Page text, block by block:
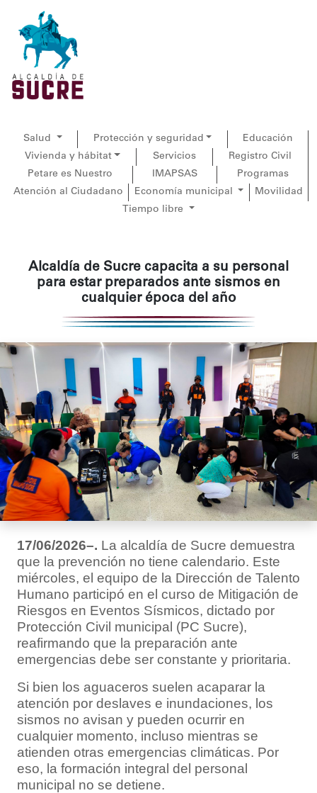
Salud Protección y seguridad
Educación
Vivienda y hábitat
Servicios
Registro Civil
Petare es Nuestro
IMAPSAS
Programas
Atención al Ciudadano
Economía municipal
Movilidad
Tiempo libre
Alcaldía de Sucre capacita a su personal
para estar preparados ante sismos en
cualquier época del año
17/06/2026–. La alcaldía de Sucre demuestra
que la prevención no tiene calendario. Este
miércoles, el equipo de la Dirección de Talento
Humano participó en el curso de Mitigación de
Riesgos en Eventos Sísmicos, dictado por
Protección Civil municipal (PC Sucre),
reafirmando que la preparación ante
emergencias debe ser constante y prioritaria.
Si bien los aguaceros suelen acaparar la
atención por deslaves e inundaciones, los
sismos no avisan y pueden ocurrir en
cualquier momento, incluso mientras se
atienden otras emergencias climáticas. Por
eso, la formación integral del personal
municipal no se detiene.